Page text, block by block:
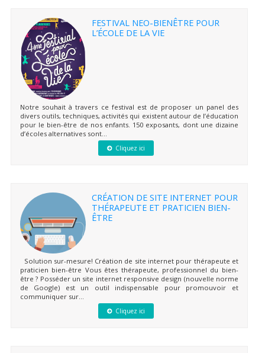
FESTIVAL NEO-BIENÊTRE POUR
L’ÉCOLE DE LA VIE
Notre souhait à travers ce festival est de proposer un panel des
divers outils, techniques, activités qui existent autour de l’éducation
pour le bien-être de nos enfants. 150 exposants, dont une dizaine
d’écoles alternatives sont...
Cliquez ici
CRÉATION DE SITE INTERNET POUR
THÉRAPEUTE ET PRATICIEN BIEN-
ÊTRE
Solution sur-mesure! Création de site internet pour thérapeute et
praticien bien-être Vous êtes thérapeute, professionnel du bien-
être ? Posséder un site internet responsive design (nouvelle norme
de Google) est un outil indispensable pour promouvoir et
communiquer sur...
Cliquez ici